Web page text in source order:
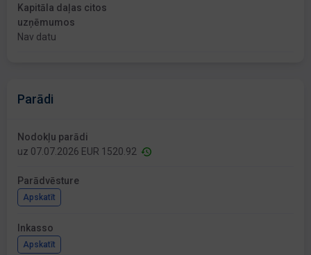
Kapitāla daļas citos
uzņēmumos
Nav datu
Parādi
Nodokļu parādi
uz 07.07.2026 EUR 1520.92
Parādvēsture
Apskatīt
Inkasso
Apskatīt